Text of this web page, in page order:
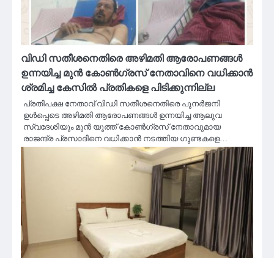
വിഡി സതീശനെതിരെ അഴിമതി ആരോപണങ്ങൾ
ഉന്നയിച്ച മുൻ കോൺഗ്രസ് നേതാവിനെ വധിക്കാൻ
ശ്രമിച്ച കേസിൽ പ്രതികളെ പിടിക്കുന്നില്ല
പ്രതിപക്ഷ നേതാവ് വിഡി സതീശനെതിരെ പുനർജനി
ഉൾപ്പെടെ അഴിമതി ആരോപണങ്ങൾ ഉന്നയിച്ച ആലുവ
സ്വദേശിയും മുൻ യൂത്ത് കോൺഗ്രസ് നേതാവുമായ
രാജന്ദ്ര പ്രസാദിനെ വധിക്കാൻ നടത്തിയ ഗുണ്ടകളെ…